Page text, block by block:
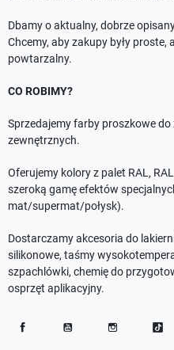
Dbamy o aktualny, dobrze
Chcemy, aby zakupy były
powtarzalny.
CO ROBIMY?
Sprzedajemy farby proszkowe
zewnętrznych.
Oferujemy kolory z palet RAL,
szeroką gamę efektów
mat/supermat/połysk).
Dostarczamy akcesoria do
silikonowe, taśmy
szpachlówki, chemię do
osprzęt aplikacyjny.